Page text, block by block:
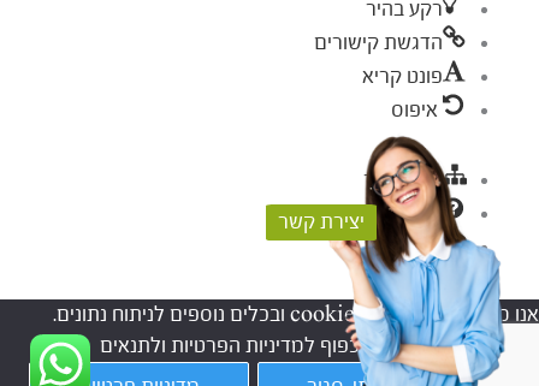
יצירת קשר
רקע בהיר
הדגשת קישורים
פונט קריא
איפוס
מפת אתר
עזרה
פידבק
אנו משתמשים בקבצי cookies ובכלים נוספים לניתוח נתונים.
המשך השימוש באתר, כפוף למדיניות הפרטיות ולתנאים